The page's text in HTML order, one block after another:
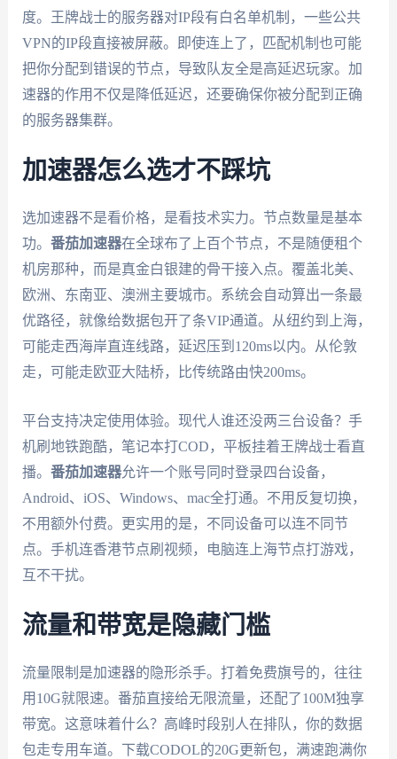
度。王牌战士的服务器对IP段有白名单机制，一些公共
VPN的IP段直接被屏蔽。即使连上了，匹配机制也可能
把你分配到错误的节点，导致队友全是高延迟玩家。加
速器的作用不仅是降低延迟，还要确保你被分配到正确
的服务器集群。
加速器怎么选才不踩坑
选加速器不是看价格，是看技术实力。节点数量是基本
功。 番茄加速器在全球布了上百个节点，不是随便租个
机房那种，而是真金白银建的骨干接入点。覆盖北美、
欧洲、东南亚、澳洲主要城市。系统会自动算出一条最
优路径，就像给数据包开了条VIP通道。从纽约到上海，
可能走西海岸直连线路，延迟压到120ms以内。从伦敦
走，可能走欧亚大陆桥，比传统路由快200ms。
平台支持决定使用体验。现代人谁还没两三台设备？手
机刷地铁跑酷，笔记本打COD，平板挂着王牌战士看直
播。 番茄加速器允许一个账号同时登录四台设备，
Android、iOS、Windows、mac全打通。不用反复切换，
不用额外付费。更实用的是，不同设备可以连不同节
点。手机连香港节点刷视频，电脑连上海节点打游戏，
互不干扰。
流量和带宽是隐藏门槛
流量限制是加速器的隐形杀手。打着免费旗号的，往往
用10G就限速。番茄直接给无限流量，还配了100M独享
带宽。这意味着什么？高峰时段别人在排队，你的数据
包走专用车道。下载CODOL的20G更新包，满速跑满你